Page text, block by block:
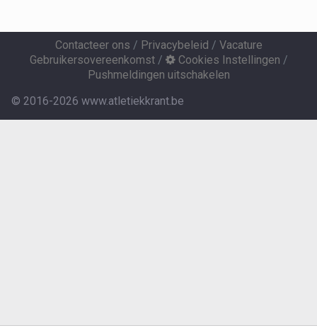
Contacteer ons / Privacybeleid / Vacature
Gebruikersovereenkomst/ Cookies Instellingen /
Pushmeldingen uitschakelen
© 2016-2026 www.atletiekkrant.be